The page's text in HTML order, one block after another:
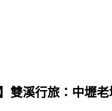
雙溪行旅：中壢